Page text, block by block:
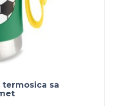
termosica sa